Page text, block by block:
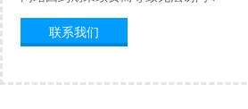
联系我们